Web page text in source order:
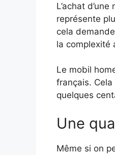
L’achat
représente
cela
la complexité
Le mobil
français. Cela
quelques
Une
Même si on